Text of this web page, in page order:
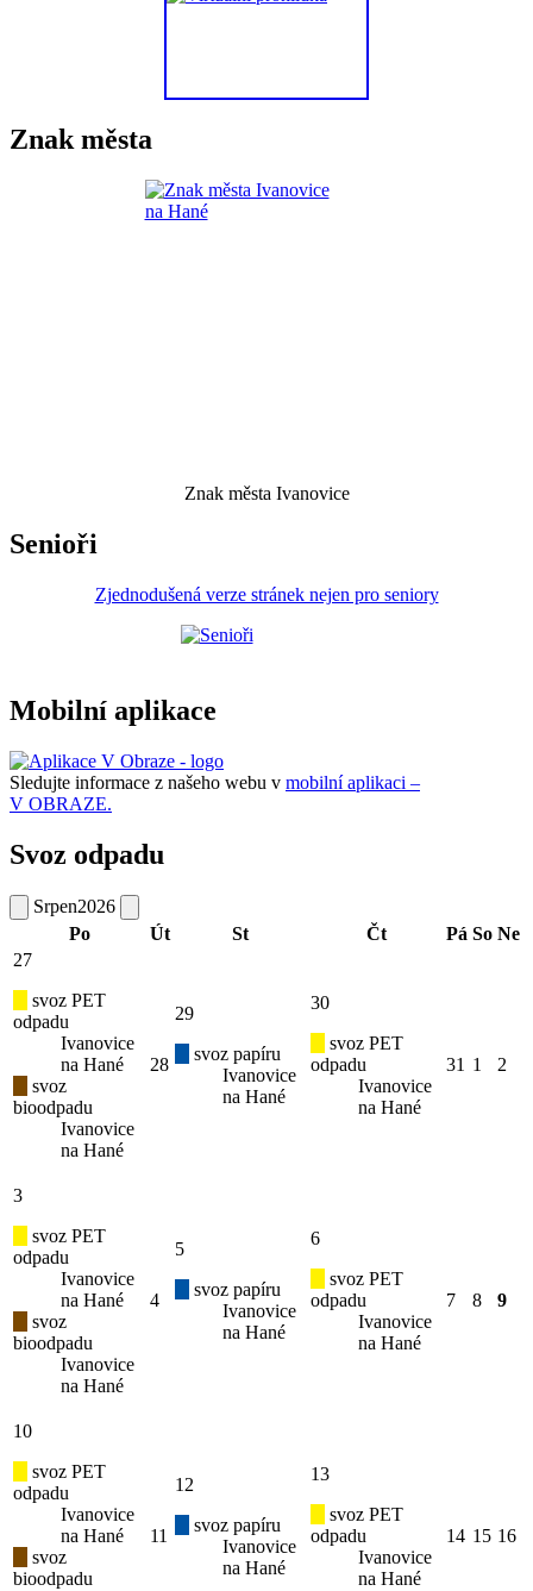
Znak města
Znak města Ivanovice
Senioři
Zjednodušená verze stránek nejen pro seniory
Mobilní aplikace
Sledujte informace z našeho webu v mobilní aplikaci –
V OBRAZE.
Svoz odpadu
Srpen2026
Po
Út St Čt Pá So Ne
27
svoz PET
odpadu
Ivanovice
na Hané
svoz
bioodpadu
Ivanovice
na Hané
28
29
svoz papíru
Ivanovice
na Hané
30
svoz PET
odpadu
Ivanovice
na Hané
31 1 2
3
svoz PET
odpadu
Ivanovice
na Hané
svoz
bioodpadu
Ivanovice
na Hané
4
5
svoz papíru
Ivanovice
na Hané
6
svoz PET
odpadu
Ivanovice
na Hané
7 8 9
10
svoz PET
odpadu
Ivanovice
na Hané
svoz
bioodpadu
11
12
svoz papíru
Ivanovice
na Hané
13
svoz PET
odpadu
Ivanovice
na Hané
14 15 16